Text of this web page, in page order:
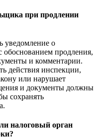
при продлении
уведомление о
обоснованием продления,
и комментарии.
действия инспекции,
или нарушает
и документы должны
сохранять
налоговый орган